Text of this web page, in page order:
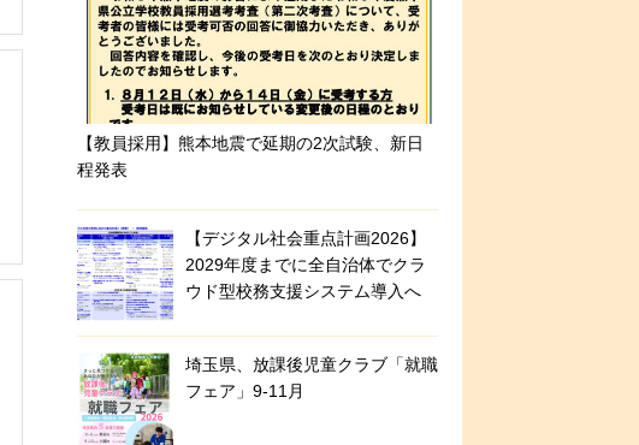
【教員採用】熊本地震で延期の2次試験、新日
程発表
【デジタル社会重点計画2026】
2029年度までに全自治体でクラ
ウド型校務支援システム導入へ
埼玉県、放課後児童クラブ「就職
フェア」9-11月